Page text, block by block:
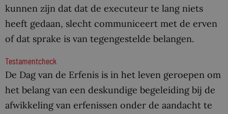
kunnen zijn dat dat de executeur te lang niets
heeft gedaan, slecht communiceert met de erven
of dat sprake is van tegengestelde belangen.
Testamentcheck
De Dag van de Erfenis is in het leven geroepen om
het belang van een deskundige begeleiding bij de
afwikkeling van erfenissen onder de aandacht te